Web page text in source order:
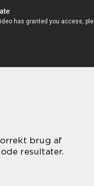
brug af
resultater.